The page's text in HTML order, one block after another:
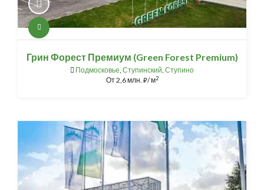
Грин Форест Премиум (Green Forest Premium)
Подмосковье, Ступинский, Ступино
От2,6 млн. ⃏/ м2